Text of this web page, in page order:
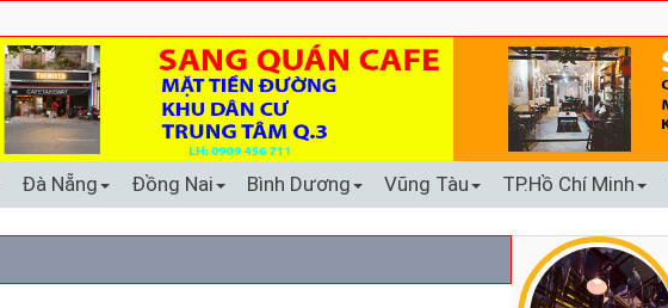
Đà Nẵng Đồng Nai Bình Dương Vũng Tàu TP.Hồ Chí Minh